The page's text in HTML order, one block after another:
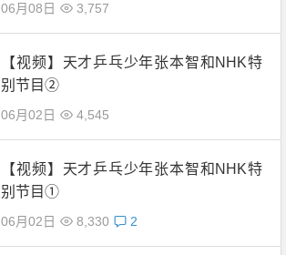
06月08日 3,757
【视频】天才乒乓少年张本智和NHK特
别节目②
06月02日 4,545
【视频】天才乒乓少年张本智和NHK特
别节目①
06月02日 8,330 2